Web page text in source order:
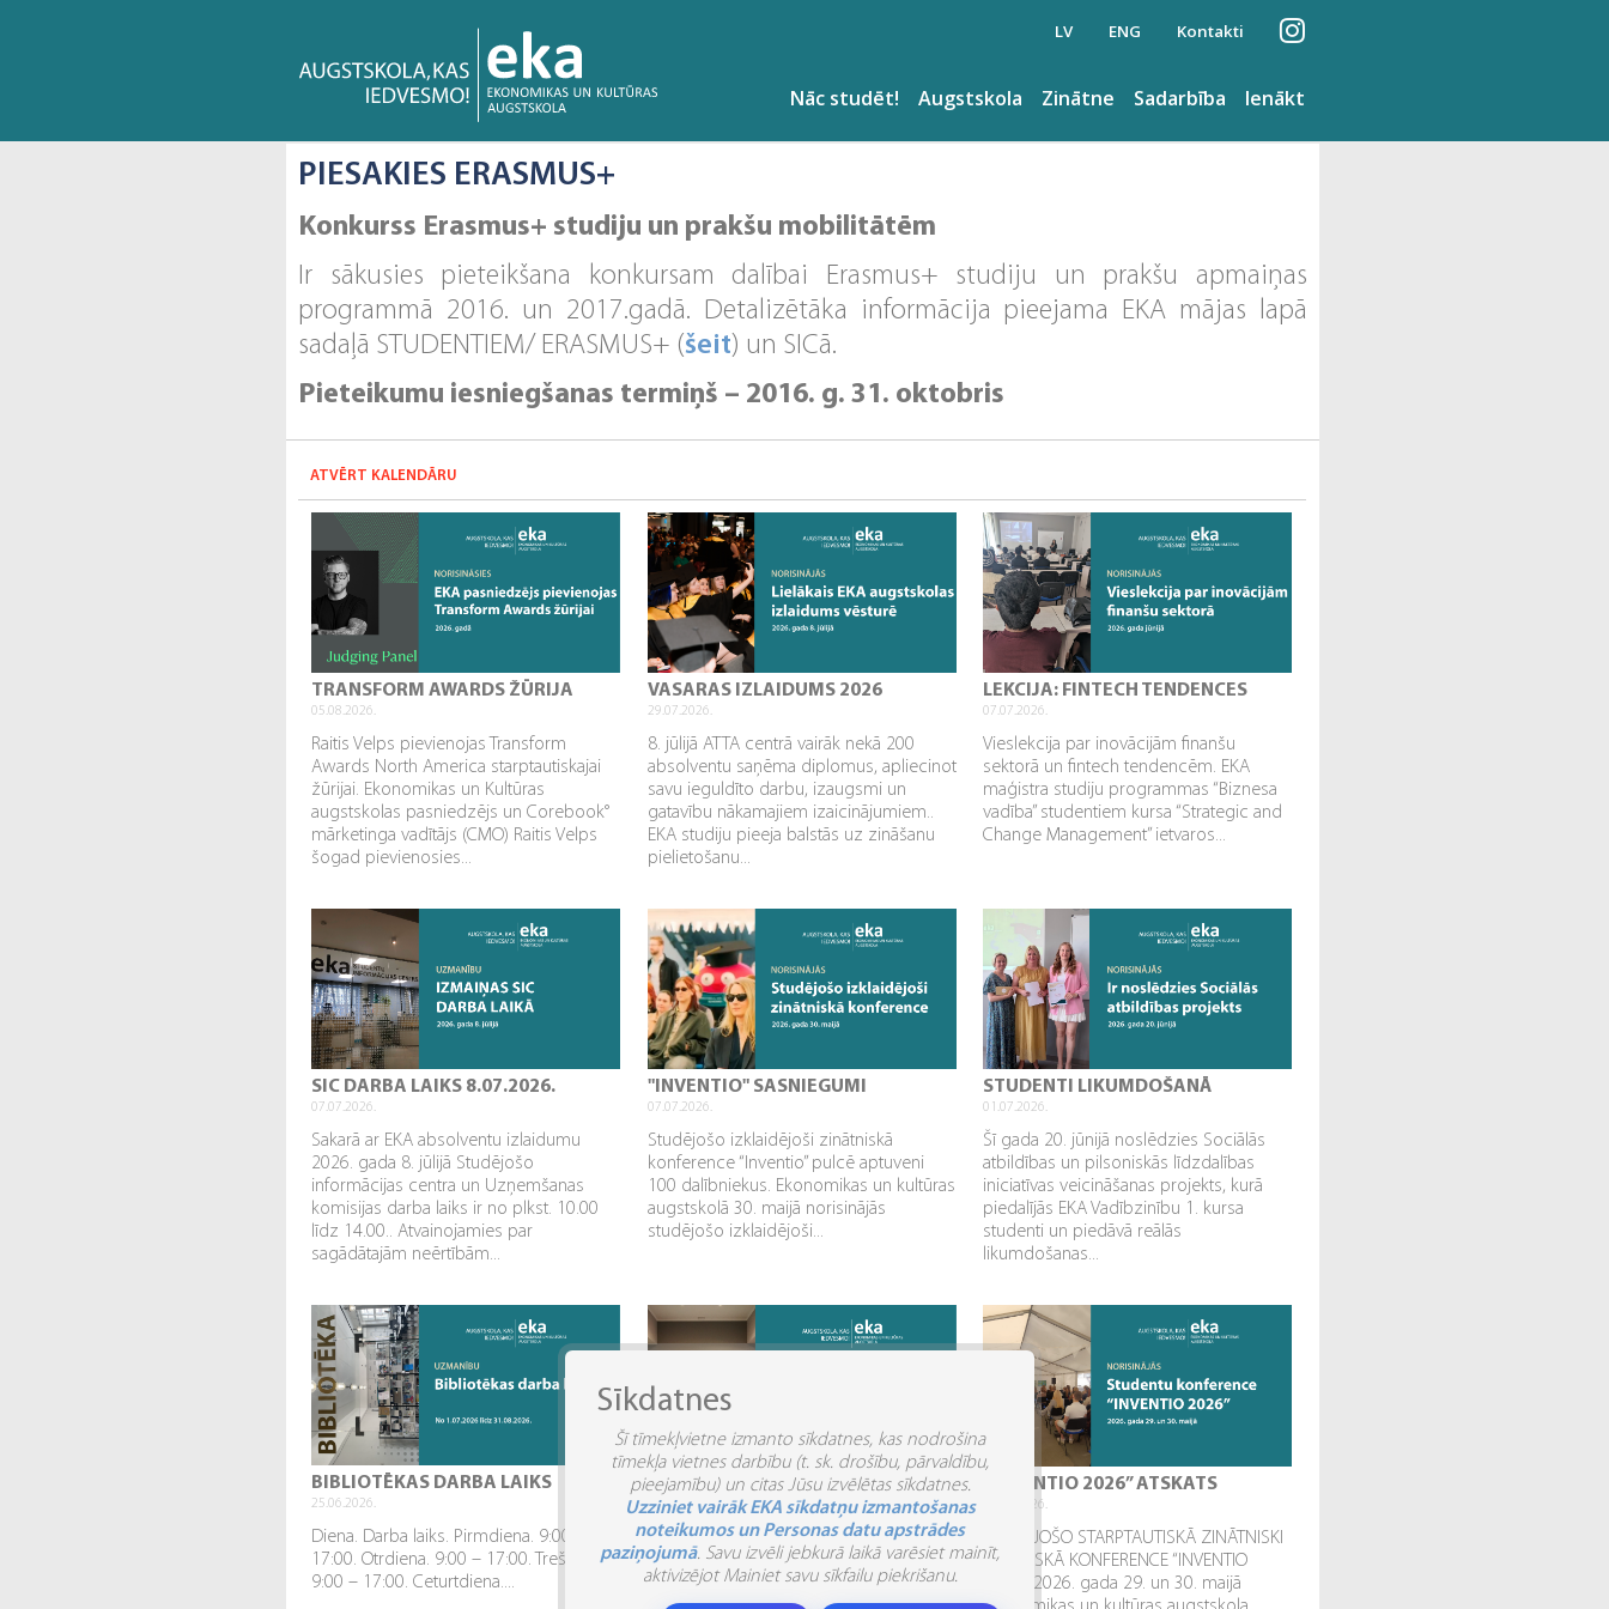
LV ENG Kontakti
Ienākt
Sadarbība
Zinātne
Augstskola
Nāc studēt!
PIESAKIES ERASMUS+
Konkurss Erasmus+ studiju un prakšu mobilitātēm
Ir sākusies pieteikšana konkursam dalībai Erasmus+ studiju un prakšu apmaiņas
programmā 2016. un 2017.gadā. Detalizētāka informācija pieejama EKA mājas lapā
sadaļā STUDENTIEM/ ERASMUS+ (šeit) un SICā.
Pieteikumu iesniegšanas termiņš – 2016. g. 31. oktobris
ATVĒRT KALENDĀRU
TRANSFORM AWARDS ŽŪRIJA
05.08.2026.
Raitis Velps pievienojas Transform
Awards North America starptautiskajai
žūrijai. Ekonomikas un Kultūras
augstskolas pasniedzējs un Corebook°
mārketinga vadītājs (CMO) Raitis Velps
šogad pievienosies...
VASARAS IZLAIDUMS 2026
29.07.2026.
8. jūlijā ATTA centrā vairāk nekā 200
absolventu saņēma diplomus, apliecinot
savu ieguldīto darbu, izaugsmi un
gatavību nākamajiem izaicinājumiem..
EKA studiju pieeja balstās uz zināšanu
pielietošanu...
LEKCIJA: FINTECH TENDENCES
07.07.2026.
Vieslekcija par inovācijām finanšu
sektorā un fintech tendencēm. EKA
maģistra studiju programmas “Biznesa
vadība” studentiem kursa “Strategic and
Change Management” ietvaros...
SIC DARBA LAIKS 8.07.2026.
07.07.2026.
Sakarā ar EKA absolventu izlaidumu
2026. gada 8. jūlijā Studējošo
informācijas centra un Uzņemšanas
komisijas darba laiks ir no plkst. 10.00
līdz 14.00.. Atvainojamies par
sagādātajām neērtībām...
"INVENTIO" SASNIEGUMI
07.07.2026.
Studējošo izklaidējoši zinātniskā
konference “Inventio” pulcē aptuveni
100 dalībniekus. Ekonomikas un kultūras
augstskolā 30. maijā norisinājās
studējošo izklaidējoši...
STUDENTI LIKUMDOŠANĀ
01.07.2026.
Šī gada 20. jūnijā noslēdzies Sociālās
atbildības un pilsoniskās līdzdalības
iniciatīvas veicināšanas projekts, kurā
piedalījās EKA Vadībzinību 1. kursa
studenti un piedāvā reālās
likumdošanas...
BIBLIOTĒKAS DARBA LAIKS
25.06.2026.
Diena. Darba laiks. Pirmdiena. 9:00 –
17:00. Otrdiena. 9:00 – 17:00. Trešdiena.
9:00 – 17:00. Ceturtdiena....
IZMAIŅAS DARBA LAIKĀ
15.06.2026.
Informējam par studiju laika organizāciju
Ekonomikas un kultūras augstskolā
pirms Līgo svētkiem:. 2026. gada 22.
“INVENTIO 2026” ATSKATS
04.06.2026.
STUDĒJOŠO STARPTAUTISKĀ ZINĀTNISKI
PRAKTISKĀ KONFERENCE “INVENTIO
2026”. 2026. gada 29. un 30. maijā
Sīkdatnes
Šī tīmekļvietne izmanto sīkdatnes, kas nodrošina
tīmekļa vietnes darbību (t. sk. drošību, pārvaldību,
pieejamību) un citas Jūsu izvēlētas sīkdatnes.
Uzziniet vairāk EKA sīkdatņu izmantošanas
noteikumos un Personas datu apstrādes
paziņojumā. Savu izvēli jebkurā laikā varēsiet mainīt,
aktivizējot Mainiet savu sīkfailu piekrišanu.